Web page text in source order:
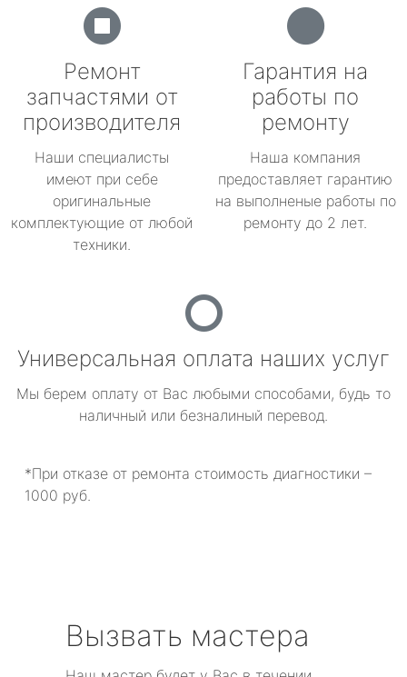
Ремонт
запчастями от
производителя
Наши специалисты
имеют при себе
оригинальные
комплектующие от любой
техники.
Гарантия на
работы по
ремонту
Наша компания
предоставляет гарантию
на выполненые работы по
ремонту до 2 лет.
Универсальная оплата наших услуг
Мы берем оплату от Вас любыми способами, будь то
наличный или безналиный перевод.
*При отказе от ремонта стоимость диагностики –
1000 руб.
Вызвать мастера